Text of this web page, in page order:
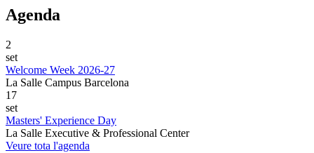
Agenda
2
set
Welcome Week 2026-27
La Salle Campus Barcelona
17
set
Masters' Experience Day
La Salle Executive & Professional Center
Veure tota l'agenda